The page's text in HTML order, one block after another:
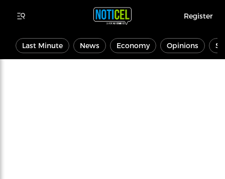
Register
Last Minute News Economy Opinions